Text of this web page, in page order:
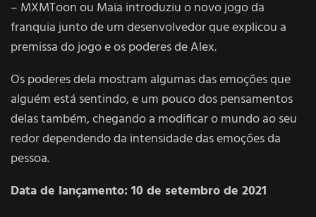
– MXMToon ou Maia introduziu o novo jogo da
franquia junto de um desenvolvedor que explicou a
premissa do jogo e os poderes de Alex.
Os poderes dela mostram algumas das emoções que
alguém está sentindo, e um pouco dos pensamentos
delas também, chegando a modificar o mundo ao seu
redor dependendo da intensidade das emoções da
pessoa.
Data de lançamento: 10 de setembro de 2021